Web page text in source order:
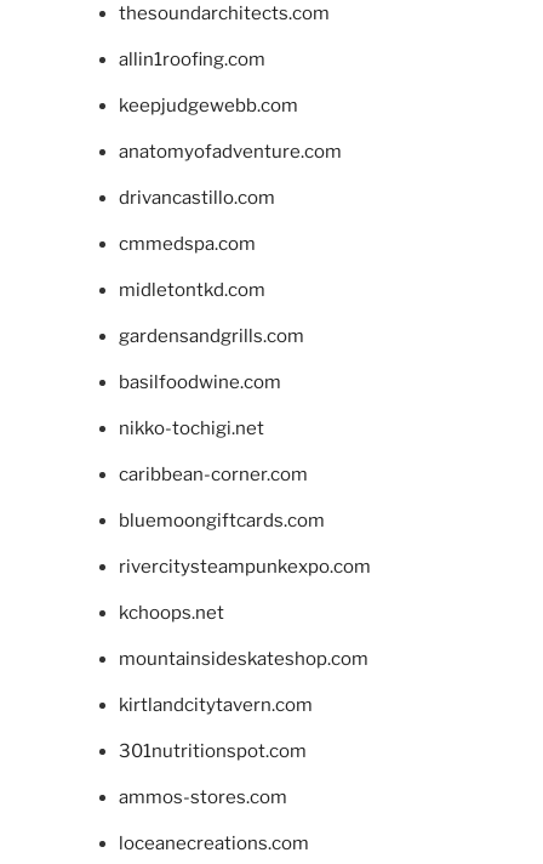
thesoundarchitects.com
allin1roofing.com
keepjudgewebb.com
anatomyofadventure.com
drivancastillo.com
cmmedspa.com
midletontkd.com
gardensandgrills.com
basilfoodwine.com
nikko-tochigi.net
caribbean-corner.com
bluemoongiftcards.com
rivercitysteampunkexpo.com
kchoops.net
mountainsideskateshop.com
kirtlandcitytavern.com
301nutritionspot.com
ammos-stores.com
loceanecreations.com